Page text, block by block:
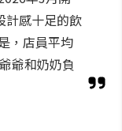
計感十足的飲
，店員平均
爺和奶奶負